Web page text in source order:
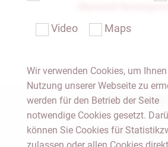
Notar Dresden
Fachgebiete
Video Maps
Wir verwenden Cookies, um
Nutzung unserer Webseite zu
werden für den Betrieb der Seite
notwendige Cookies gesetzt.
können Sie Cookies für